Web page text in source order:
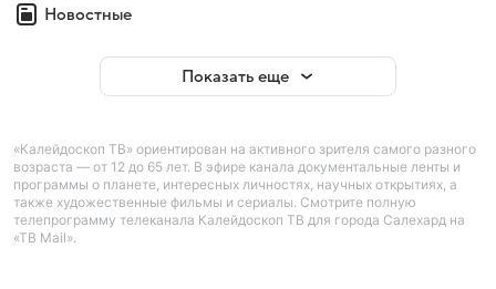
Новостные
Показать еще
«Калейдоскоп ТВ» ориентирован на активного зрителя самого разного
возраста — от 12 до 65 лет. В эфире канала документальные ленты и
программы о планете, интересных личностях, научных открытиях, а
также художественные фильмы и сериалы. Смотрите полную
телепрограмму телеканала Калейдоскоп ТВ для города Салехард на
«ТВ Mail».